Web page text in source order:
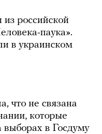
российской
паука».
в украинском
что не связана
которые
в Госдуму